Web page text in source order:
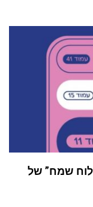
שמח” של